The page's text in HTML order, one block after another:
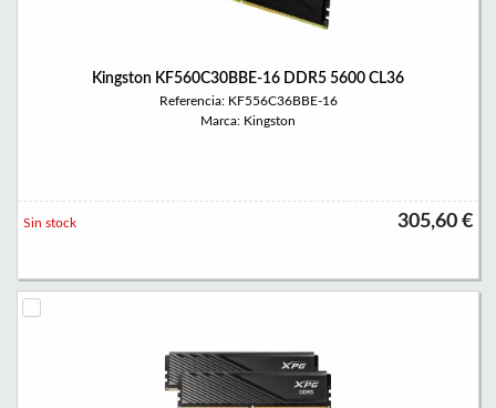
Kingston KF560C30BBE-16 DDR5 5600 CL36
Referencia: KF556C36BBE-16
Marca: Kingston
305,60 €
Sin stock